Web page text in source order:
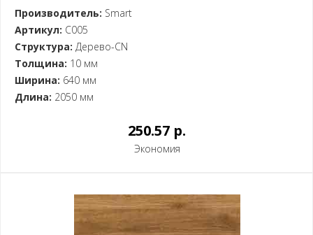
Производитель: Smart
Артикул: C005
Структура: Дерево-CN
Толщина: 10 мм
Ширина: 640 мм
Длина: 2050 мм
250.57 p.
Экономия